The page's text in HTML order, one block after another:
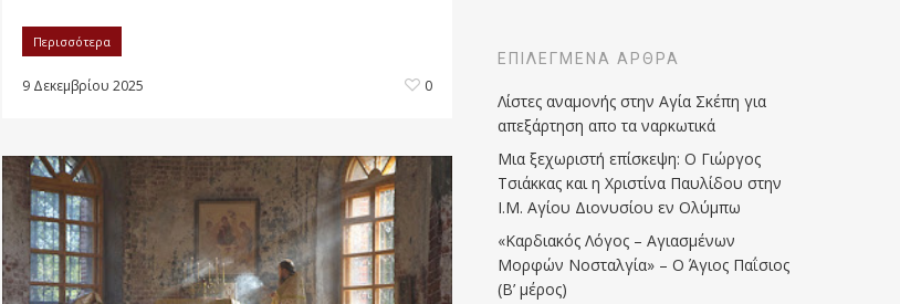
Περισσότερα
9 Δεκεμβρίου 2025 0
ΕΠΙΛΕΓΜΈΝΑ ΆΡΘΡΑ
Λίστες αναμονής στην Αγία Σκέπη για
απεξάρτηση απο τα ναρκωτικά
Μια ξεχωριστή επίσκεψη: Ο Γιώργος
Τσιάκκας και η Χριστίνα Παυλίδου στην
Ι.Μ. Αγίου Διονυσίου εν Ολύμπω
«Καρδιακός Λόγος – Αγιασμένων
Μορφών Νοσταλγία» – Ο Άγιος Παΐσιος
(Β’ μέρος)